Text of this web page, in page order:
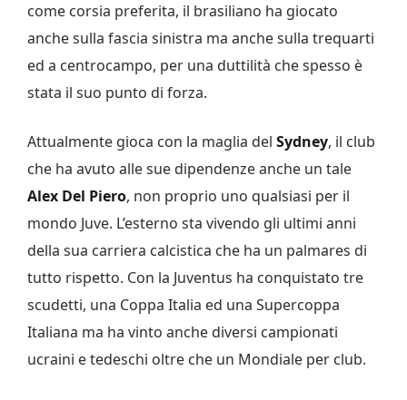
come corsia preferita, il brasiliano ha giocato
anche sulla fascia sinistra ma anche sulla trequarti
ed a centrocampo, per una duttilità che spesso è
stata il suo punto di forza.
Attualmente gioca con la maglia del Sydney, il club
che ha avuto alle sue dipendenze anche un tale
Alex Del Piero, non proprio uno qualsiasi per il
mondo Juve. L’esterno sta vivendo gli ultimi anni
della sua carriera calcistica che ha un palmares di
tutto rispetto. Con la Juventus ha conquistato tre
scudetti, una Coppa Italia ed una Supercoppa
Italiana ma ha vinto anche diversi campionati
ucraini e tedeschi oltre che un Mondiale per club.